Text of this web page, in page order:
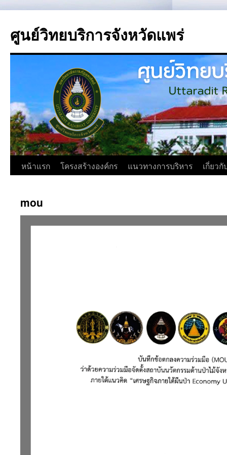
ศูนย์วิทยบริการจังหวัดแพร่
ข้าม
ยัง
หน้าแรก โครงสร้างองค์กร แนวทางการบริหาร เกี่ยวกั
mou